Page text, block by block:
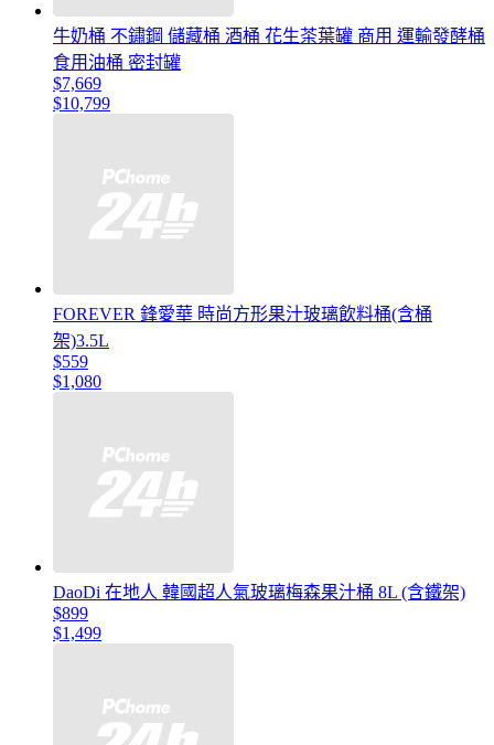
牛奶桶 不鏽鋼 儲藏桶 酒桶 花生茶葉罐 商用 運輸發酵桶
食用油桶 密封罐
$7,669
$10,799
FOREVER 鋒愛華 時尚方形果汁玻璃飲料桶(含桶
架)3.5L
$559
$1,080
DaoDi 在地人 韓國超人氣玻璃梅森果汁桶 8L (含鐵架)
$899
$1,499